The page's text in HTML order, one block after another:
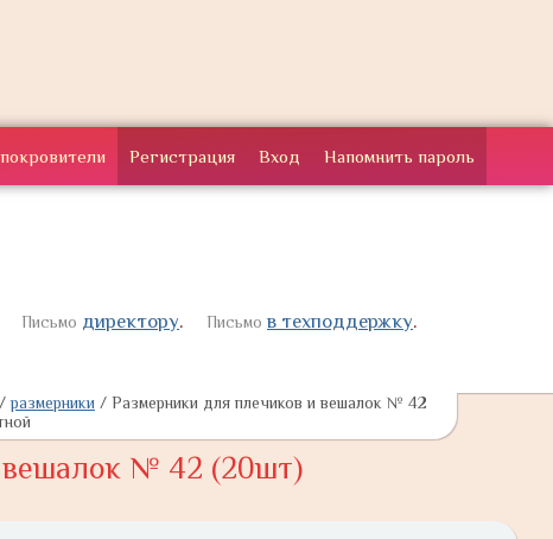
Регистрация Вход Напомнить пароль
Письмо директору. Письмо в техподдержку.
/размерники / Размерники для плечиков и вешалок № 42
вешалок № 42 (20шт)